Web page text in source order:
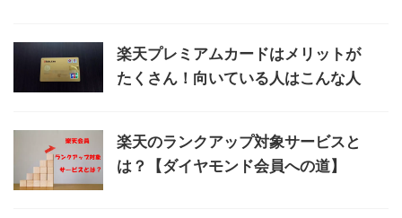
楽天プレミアムカードはメリットが
たくさん！向いている人はこんな人
楽天のランクアップ対象サービスと
は？【ダイヤモンド会員への道】